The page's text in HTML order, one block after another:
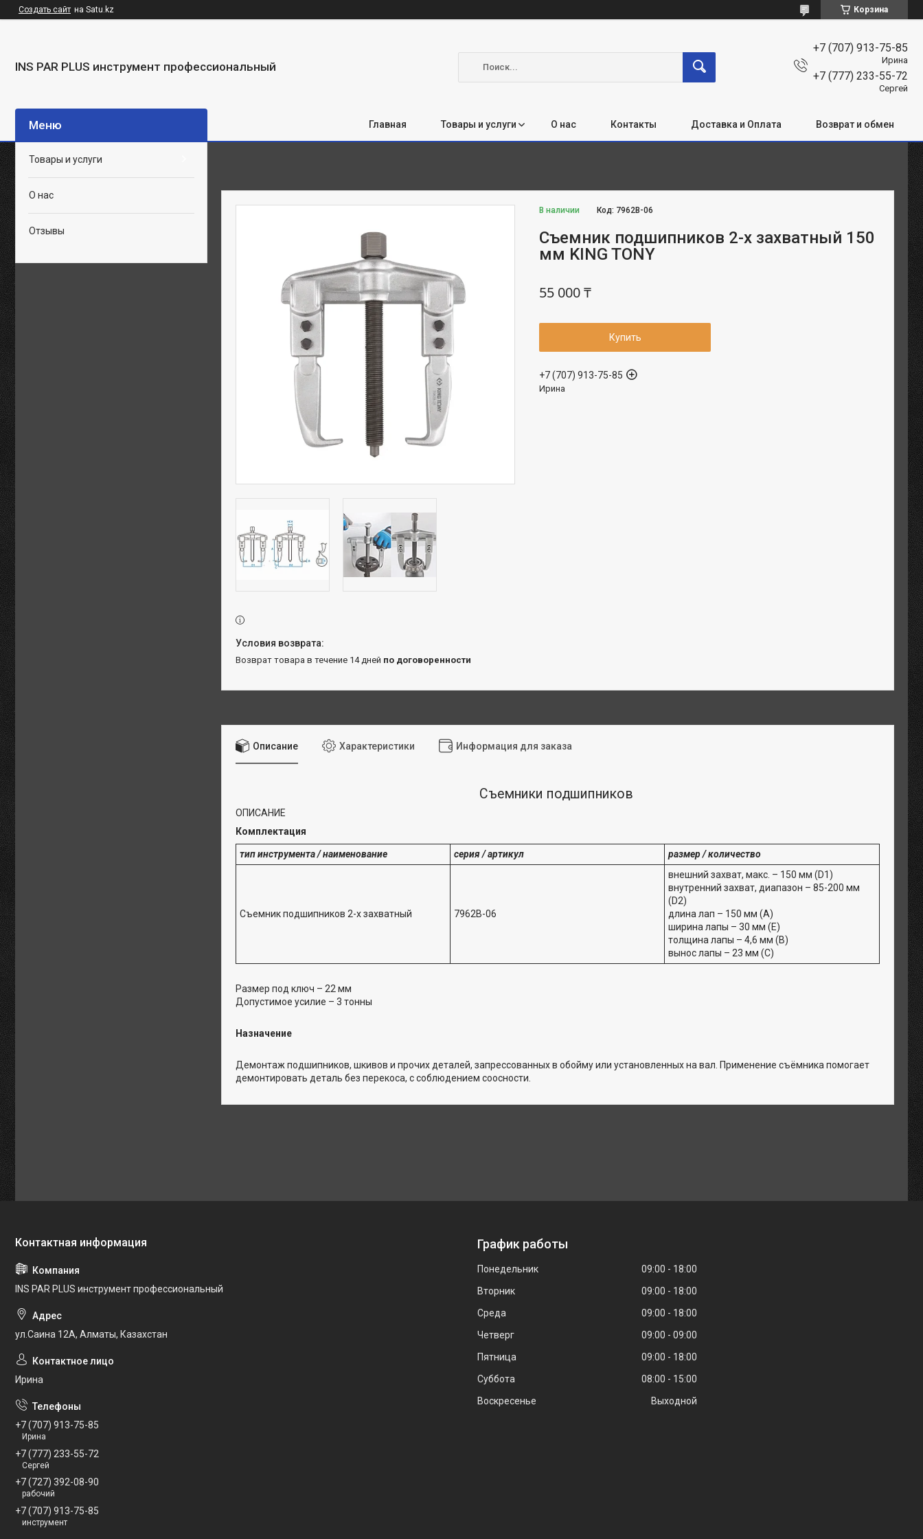
Создать сайт на Satu.kz Корзина
INS PAR PLUS инструмент профессиональный
+7 (707) 913-75-85
Ирина
+7 (777) 233-55-72
Сергей
Главная Товары и услуги О нас Контакты Доставка и Оплата Возврат и обмен
В наличии Код: 7962B-06
Съемник подшипников 2-х захватный 150
мм KING TONY
55 000 ₸
Купить
+7 (707) 913-75-85
Ирина
возврат товара в течение 14 дней по договоренности
Описание Характеристики Информация для заказа
Съемники подшипников
ОПИСАНИЕ
Комплектация
тип инструмента / наименование серия / артикул размер / количество
Съемник подшипников 2-х захватный 7962B-06
внешний захват, макс. – 150 мм (D1)
внутренний захват, диапазон – 85-200 мм
(D2)
длина лап – 150 мм (A)
ширина лапы – 30 мм (E)
толщина лапы – 4,6 мм (B)
вынос лапы – 23 мм (C)
Размер под ключ – 22 мм
Допустимое усилие – 3 тонны
Назначение
Демонтаж подшипников, шкивов и прочих деталей, запрессованных в обойму или установленных на вал. Применение съёмника помогает
демонтировать деталь без перекоса, с соблюдением соосности.
Товары и услуги
О нас
Отзывы
INS PAR PLUS инструмент профессиональный
ул.Саина 12А, Алматы, Казахстан
Ирина
+7 (707) 913-75-85
Ирина
+7 (777) 233-55-72
Сергей
+7 (727) 392-08-90
рабочий
+7 (707) 913-75-85
инструмент
График работы
Понедельник 09:00
18:00
Вторник
09:00
18:00
Среда
09:00
18:00
Четверг
09:00
09:00
Пятница
09:00
18:00
Суббота
08:00
15:00
Воскресенье
Выходной